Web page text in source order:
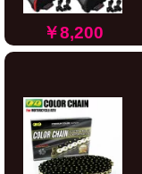
￥8,200